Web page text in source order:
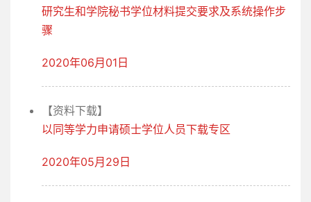
研究生和学院秘书学位材料提交要求及系统操作步
骤
2020年06月01日
【资料下载】
以同等学力申请硕士学位人员下载专区
2020年05月29日